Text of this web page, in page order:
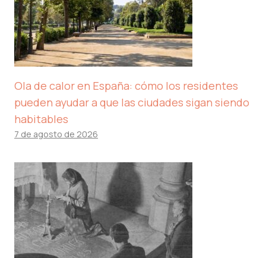
Ola de calor en España: cómo los residentes
pueden ayudar a que las ciudades sigan siendo
habitables
7 de agosto de 2026